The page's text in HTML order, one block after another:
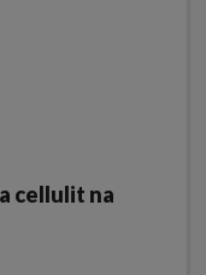
cellulit na